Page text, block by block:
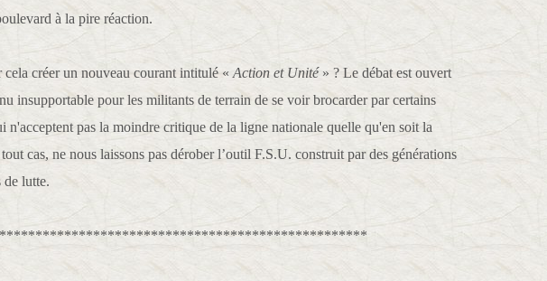
à la pire réaction.
créer un nouveau courant intitulé « Action et Unité» ? Le débat est ouvert
insupportable pour les militants de terrain de se voir brocarder par certains
n'acceptent pas la moindre critique de la ligne nationale quelle qu'en soit la
cas, ne nous laissons pas dérober l’outil F.S.U. construit par des générations
de lutte.